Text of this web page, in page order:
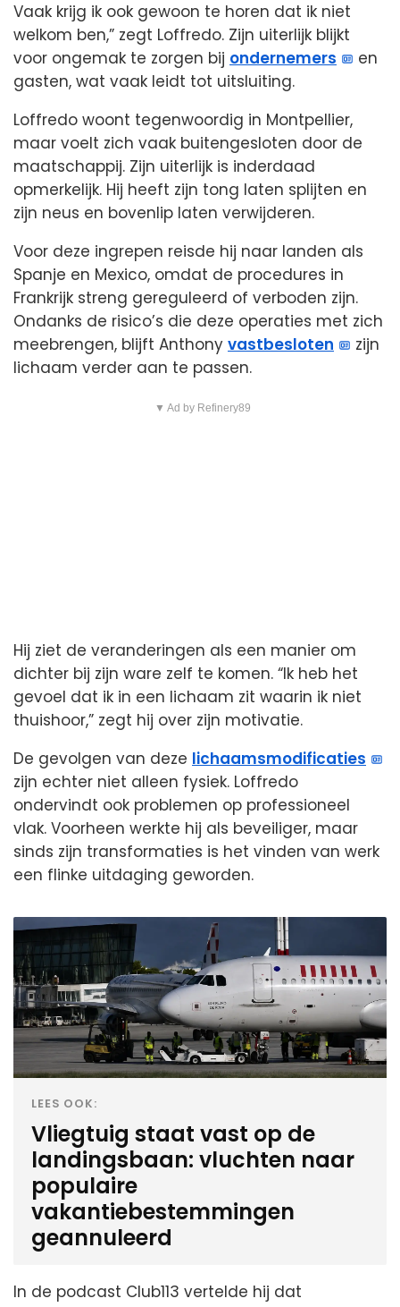
Vaak krijg ik ook gewoon te horen dat ik niet
welkom ben,” zegt Loffredo. Zijn uiterlijk blijkt
voor ongemak te zorgen bij ondernemers
en
gasten, wat vaak leidt tot uitsluiting.
Loffredo woont tegenwoordig in Montpellier,
maar voelt zich vaak buitengesloten door de
maatschappij. Zijn uiterlijk is inderdaad
opmerkelijk. Hij heeft zijn tong laten splijten en
zijn neus en bovenlip laten verwijderen.
Voor deze ingrepen reisde hij naar landen als
Spanje en Mexico, omdat de procedures in
Frankrijk streng gereguleerd of verboden zijn.
Ondanks de risico’s die deze operaties met zich
meebrengen, blijft Anthony vastbesloten
zijn
lichaam verder aan te passen.
▼ Ad by Refinery89
Hij ziet de veranderingen als een manier om
dichter bij zijn ware zelf te komen. “Ik heb het
gevoel dat ik in een lichaam zit waarin ik niet
thuishoor,” zegt hij over zijn motivatie.
De gevolgen van deze lichaamsmodificaties
zijn echter niet alleen fysiek. Loffredo
ondervindt ook problemen op professioneel
vlak. Voorheen werkte hij als beveiliger, maar
sinds zijn transformaties is het vinden van werk
een flinke uitdaging geworden.
LEES OOK:
Vliegtuig staat vast op de
landingsbaan: vluchten naar
populaire
vakantiebestemmingen
geannuleerd
In de podcast Club113 vertelde hij dat